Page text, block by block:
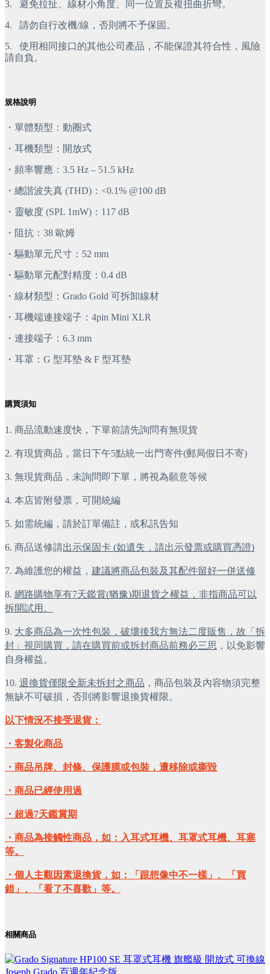
3. 避免拉扯、線材小角度、同一位置反複扭曲折彎。
4. 請勿自行改機/線，否則將不予保固。
5.
使用相同接口的其他公司產品，不能保證其符合性，風險
請自負。
規格說明
・單體類型：動圈式
・耳機類型：開放式
・頻率響應：3.5 Hz – 51.5 kHz
・總諧波失真 (THD)：<0.1% @100 dB
・靈敏度 (SPL 1mW)：117 dB
・阻抗：38 歐姆
・驅動單元尺寸：52 mm
・驅動單元配對精度：0.4 dB
・線材類型：Grado Gold 可拆卸線材
・耳機端連接端子：4pin Mini XLR
・連接端子：6.3 mm
・耳罩：G 型耳墊 & F 型耳墊
購買須知
1. 商品流動速度快，下單前請先詢問有無現貨
2. 有現貨商品，當日下午5點統一出門寄件(郵局假日不寄)
3. 無現貨商品，未詢問即下單，將視為願意等候
4. 本店皆附發票，可開統編
5. 如需統編，請於訂單備註，或私訊告知
6. 商品送修請出示保固卡 (如遺失，請出示發票或購買憑證)
7. 為維護您的權益， 建議將商品包裝及其配件留好一併送修
8. 網路購物享有7天鑑賞(猶豫)期退貨之權益，非指商品可以
拆開試用。
9. 大多商品為一次性包裝，破壞後我方無法二度販售，故「拆
封」視同購買，請在購買前或拆封商品前務必三思 ，以免影響
自身權益。
10. 退換貨僅限全新未拆封之商品 ，商品包裝及內容物須完整
無缺不可破損，否則將影響退換貨權限。
以下情況不接受退貨：
・客製化商品
・商品吊牌、封條、保護膜或包裝，遭移除或撕毀
・商品已經使用過
・超過7天鑑賞期
・商品為接觸性商品，如：入耳式耳機、耳罩式耳機、耳塞
等。
・個人主觀因素退換貨，如：「跟想像中不一樣」、「買
錯」、「看了不喜歡」等。
相關商品